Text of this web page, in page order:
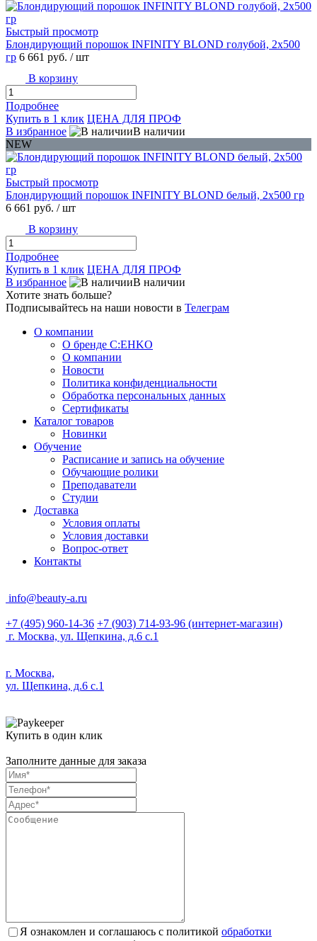
Быстрый просмотр
Блондирующий порошок INFINITY BLOND голубой, 2x500
гр 6 661 руб. / шт
В корзину
Подробнее
Купить в 1 клик ЦЕНА ДЛЯ ПРОФ
В избранное
В наличии
NEW
Быстрый просмотр
Блондирующий порошок INFINITY BLOND белый, 2x500 гр
6 661 руб. / шт
В корзину
Подробнее
Купить в 1 клик ЦЕНА ДЛЯ ПРОФ
В избранное
В наличии
Хотите знать больше?
Подписывайтесь на наши новости в Телеграм
О компании
О бренде C:EHKO
О компании
Новости
Политика конфиденциальности
Обработка персональных данных
Сертификаты
Каталог товаров
Новинки
Обучение
Расписание и запись на обучение
Обучающие ролики
Преподаватели
Студии
Доставка
Условия оплаты
Условия доставки
Вопрос-ответ
Контакты
info@beauty-a.ru
+7 (495) 960-14-36 +7 (903) 714-93-96 (интернет-магазин)
г. Москва, ул. Щепкина, д.6 с.1
г. Москва,
ул. Щепкина, д.6 с.1
Купить в один клик
Заполните данные для заказа
Я ознакомлен и соглашаюсь с политикой обработки